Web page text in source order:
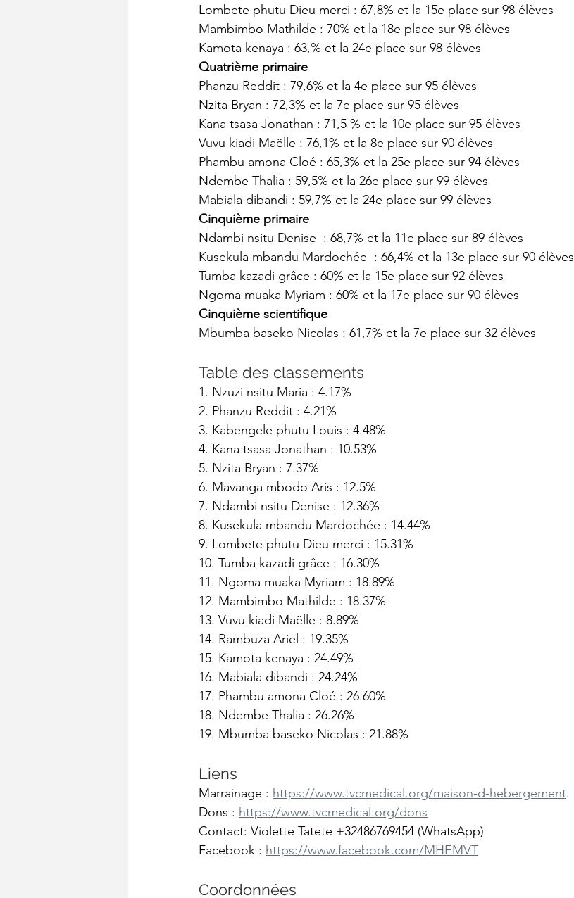
Lombete phutu Dieu merci : 67,8% et la 15e place sur 98 élèves
Mambimbo Mathilde : 70% et la 18e place sur 98 élèves
Kamota kenaya : 63,% et la 24e place sur 98 élèves
Quatrième primaire
Phanzu Reddit : 79,6% et la 4e place sur 95 élèves
Nzita Bryan : 72,3% et la 7e place sur 95 élèves
Kana tsasa Jonathan : 71,5 % et la 10e place sur 95 élèves
Vuvu kiadi Maëlle : 76,1% et la 8e place sur 90 élèves
Phambu amona Cloé : 65,3% et la 25e place sur 94 élèves
Ndembe Thalia : 59,5% et la 26e place sur 99 élèves
Mabiala dibandi : 59,7% et la 24e place sur 99 élèves
Cinquième primaire
Ndambi nsitu Denise  : 68,7% et la 11e place sur 89 élèves
Kusekula mbandu Mardochée  : 66,4% et la 13e place sur 90 élèves
Tumba kazadi grâce : 60% et la 15e place sur 92 élèves
Ngoma muaka Myriam : 60% et la 17e place sur 90 élèves
Cinquième scientifique
Mbumba baseko Nicolas : 61,7% et la 7e place sur 32 élèves
Table des classements
1. Nzuzi nsitu Maria : 4.17%
2. Phanzu Reddit : 4.21%
3. Kabengele phutu Louis : 4.48%
4. Kana tsasa Jonathan : 10.53%
5. Nzita Bryan : 7.37%
6. Mavanga mbodo Aris : 12.5%
7. Ndambi nsitu Denise : 12.36%
8. Kusekula mbandu Mardochée : 14.44%
9. Lombete phutu Dieu merci : 15.31%
10. Tumba kazadi grâce : 16.30%
11. Ngoma muaka Myriam : 18.89%
12. Mambimbo Mathilde : 18.37%
13. Vuvu kiadi Maëlle : 8.89%
14. Rambuza Ariel : 19.35%
15. Kamota kenaya : 24.49%
16. Mabiala dibandi : 24.24%
17. Phambu amona Cloé : 26.60%
18. Ndembe Thalia : 26.26%
19. Mbumba baseko Nicolas : 21.88%
Liens
Marrainage : https://www.tvcmedical.org/maison-d-hebergement.
Dons : https://www.tvcmedical.org/dons
Contact: Violette Tatete +32486769454 (WhatsApp)
Facebook : https://www.facebook.com/MHEMVT
Coordonnées